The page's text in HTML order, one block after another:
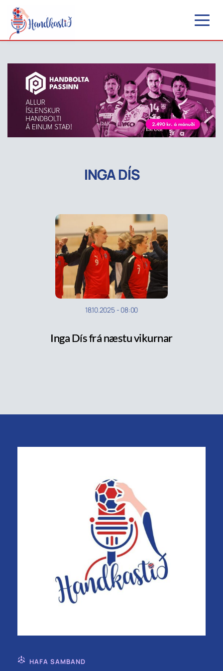
INGA DÍS
18.10.2025- 08:00
Inga Dís frá næstu vikurnar
HAFA SAMBAND